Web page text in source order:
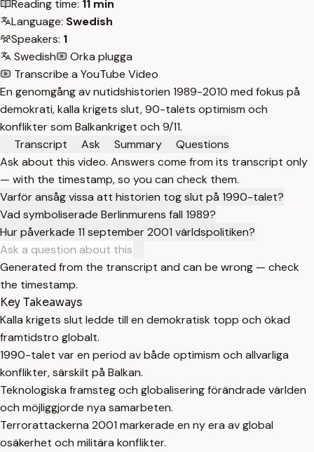
Reading time: 11 min
Language: Swedish
Speakers: 1
Swedish
Orka plugga
Transcribe a YouTube Video
En genomgång av nutidshistorien 1989-2010 med fokus på
demokrati, kalla krigets slut, 90-talets optimism och
konflikter som Balkankriget och 9/11.
Transcript
Ask Summary
Questions
Ask about this video. Answers come from its transcript only
— with the timestamp, so you can check them.
Varför ansåg vissa att historien tog slut på 1990-talet?
Vad symboliserade Berlinmurens fall 1989?
Hur påverkade 11 september 2001 världspolitiken?
Generated from the transcript and can be wrong — check
the timestamp.
Key Takeaways
Kalla krigets slut ledde till en demokratisk topp och ökad
framtidstro globalt.
1990-talet var en period av både optimism och allvarliga
konflikter, särskilt på Balkan.
Teknologiska framsteg och globalisering förändrade världen
och möjliggjorde nya samarbeten.
Terrorattackerna 2001 markerade en ny era av global
osäkerhet och militära konflikter.